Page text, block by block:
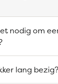
nodig om
lang bezig?